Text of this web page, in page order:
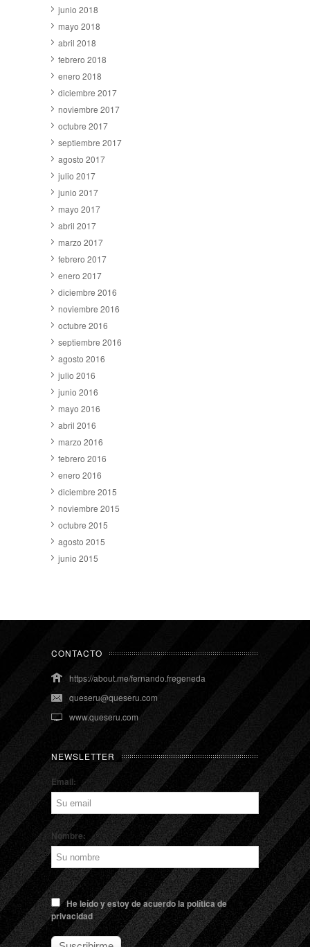
junio 2018
mayo 2018
abril 2018
febrero 2018
enero 2018
diciembre 2017
noviembre 2017
octubre 2017
septiembre 2017
agosto 2017
julio 2017
junio 2017
mayo 2017
abril 2017
marzo 2017
febrero 2017
enero 2017
diciembre 2016
noviembre 2016
octubre 2016
septiembre 2016
agosto 2016
julio 2016
junio 2016
mayo 2016
abril 2016
marzo 2016
febrero 2016
enero 2016
diciembre 2015
noviembre 2015
octubre 2015
agosto 2015
junio 2015
CONTACTO
https://about.me/fernando.fregeneda
queseru@queseru.com
www.queseru.com
NEWSLETTER
Email:
Nombre:
He leído y estoy de acuerdo la política de
privacidad